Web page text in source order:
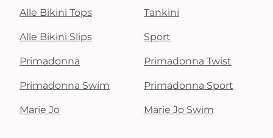
Alle Bikini Tops Tankini
Alle Bikini Slips Sport
Primadonna Primadonna Twist
Primadonna Swim Primadonna Sport
Marie Jo Marie Jo Swim